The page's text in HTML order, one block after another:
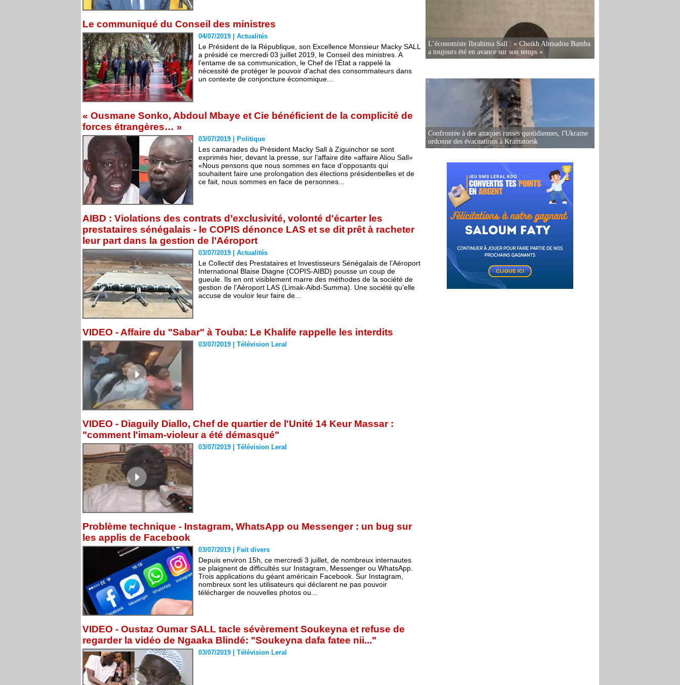
Le communiqué du Conseil des ministres
04/07/2019 Actualités
Le Président de la République, son Excellence Monsieur Macky SALL
a présidé ce mercredi 03 juillet 2019, le Conseil des ministres. A
l’entame de sa communication, le Chef de l’État a rappelé la
nécessité de protéger le pouvoir d’achat des consommateurs dans
un contexte de conjoncture économique...
« Ousmane Sonko, Abdoul Mbaye et Cie bénéficient de la complicité de
forces étrangères… »
03/07/2019 Politique
Les camarades du Président Macky Sall à Ziguinchor se sont
exprimés hier, devant la presse, sur l’affaire dite «affaire Aliou Sall»
«Nous pensons que nous sommes en face d’opposants qui
souhaitent faire une prolongation des élections présidentielles et de
ce fait, nous sommes en face de personnes...
AIBD : Violations des contrats d’exclusivité, volonté d'écarter les
prestataires sénégalais - le COPIS dénonce LAS et se dit prêt à racheter
leur part dans la gestion de l’Aéroport
03/07/2019 Actualités
Le Collectif des Prestataires et Investisseurs Sénégalais de l’Aéroport
International Blaise Diagne (COPIS-AIBD) pousse un coup de
gueule. Ils en ont visiblement marre des méthodes de la société de
gestion de l'Aéroport LAS (Limak-Aibd-Summa). Une société qu’elle
accuse de vouloir leur faire de...
VIDEO - Affaire du "Sabar" à Touba: Le Khalife rappelle les interdits
03/07/2019 Télévision Leral
VIDEO - Diaguily Diallo, Chef de quartier de l'Unité 14 Keur Massar :
"comment l'imam-violeur a été démasqué"
03/07/2019 Télévision Leral
Problème technique - Instagram, WhatsApp ou Messenger : un bug sur
les applis de Facebook
03/07/2019 Fait divers
Depuis environ 15h, ce mercredi 3 juillet, de nombreux internautes
se plaignent de difficultés sur Instagram, Messenger ou WhatsApp.
Trois applications du géant américain Facebook. Sur Instagram,
nombreux sont les utilisateurs qui déclarent ne pas pouvoir
télécharger de nouvelles photos ou...
VIDEO - Oustaz Oumar SALL tacle sévèrement Soukeyna et refuse de
regarder la vidéo de Ngaaka Blindé: "Soukeyna dafa fatee nii..."
03/07/2019 Télévision Leral
L’économiste Ibrahima Sall : « Cheikh Ahmadou Bamba
a toujours été en avance sur son temps »
Confrontée à des attaques russes quotidiennes, l'Ukraine
ordonne des évacuations à Kramatorsk